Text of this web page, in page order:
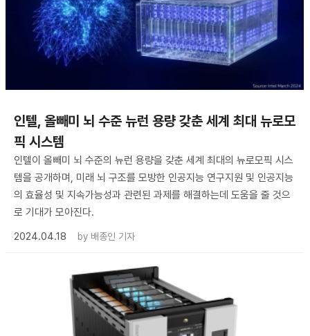
인텔, 올빼미 뇌 수준 뉴런 용량 갖춘 세계 최대 뉴로모
픽 시스템
인텔이 올빼미 뇌 수준의 뉴런 용량을 갖춘 세계 최대의 뉴로모픽 시스
템을 공개하며, 미래 뇌 구조를 모방한 인공지능 연구지원 및 인공지능
의 효율성 및 지속가능성과 관련된 과제를 해결하는데 도움을 줄 것으
로 기대가 모아진다.
2024.04.18
by 배종인 기자